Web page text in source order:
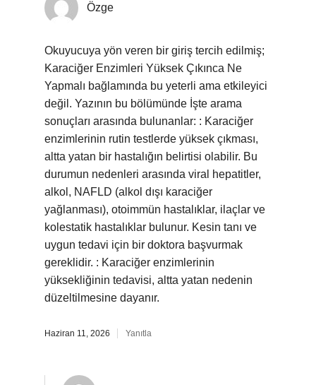
Özge
Okuyucuya yön veren bir giriş tercih edilmiş;
Karaciğer Enzimleri Yüksek Çıkınca Ne
Yapmalı bağlamında bu yeterli ama etkileyici
değil. Yazının bu bölümünde İşte arama
sonuçları arasında bulunanlar: : Karaciğer
enzimlerinin rutin testlerde yüksek çıkması,
altta yatan bir hastalığın belirtisi olabilir. Bu
durumun nedenleri arasında viral hepatitler,
alkol, NAFLD (alkol dışı karaciğer
yağlanması), otoimmün hastalıklar, ilaçlar ve
kolestatik hastalıklar bulunur. Kesin tanı ve
uygun tedavi için bir doktora başvurmak
gereklidir. : Karaciğer enzimlerinin
yüksekliğinin tedavisi, altta yatan nedenin
düzeltilmesine dayanır.
Haziran 11, 2026 Yanıtla